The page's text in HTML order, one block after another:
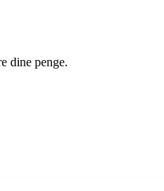
dine penge.